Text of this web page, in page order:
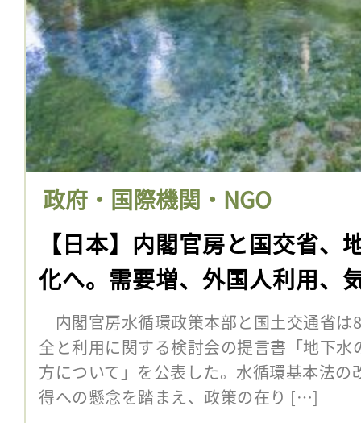
政府・国際機関・NGO
【日本】内閣官房と国交省、
化へ。需要増、外国人利用、
内閣官房水循環政策本部と国土交通省は
全と利用に関する検討会の提言書「地下
方について」を公表した。水循環基本法の
得への懸念を踏まえ、政策の在り […]